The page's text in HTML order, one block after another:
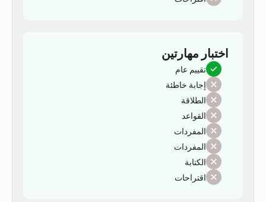
اختبار مهارتين
تقييم عام
إجابة خاطئة
الطلاقة
القواعد
المفردات
المفردات
الكتابة
اقتراحات